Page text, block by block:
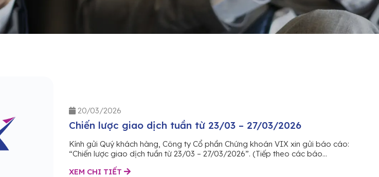
20/03/2026
Chiến lược giao dịch tuần từ 23/03 – 27/03/2026
Kính gửi Quý khách hàng, Công ty Cổ phần Chứng khoán VIX xin gửi báo cáo:
“Chiến lược giao dịch tuần từ 23/03 – 27/03/2026”. (Tiếp theo các báo...
XEM CHI TIẾT